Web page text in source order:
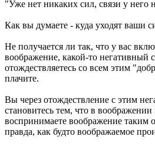
"Уже нет никаких сил, связи у него
Как вы думаете - куда уходят ваши
Не получается ли так, что у вас
воображение, какой-то негативный
отождествляетесь со всем этим
плачите.
Вы через отождествление с этим
становитесь тем, что в
воспринимаете воображение таким
правда, как будто воображаемое